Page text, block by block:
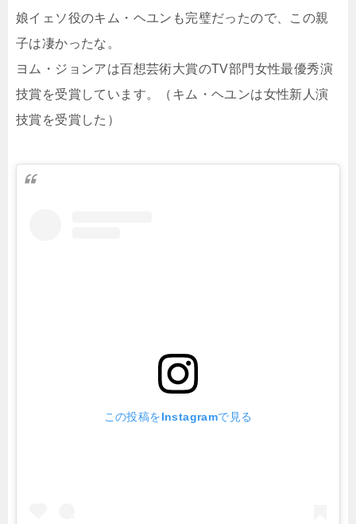
娘イェソ役のキム・ヘユンも完璧だったので、この親
子は凄かったな。
ヨム・ジョンアは百想芸術大賞のTV部門女性最優秀演
技賞を受賞しています。（キム・ヘユンは女性新人演
技賞を受賞した）
この投稿をInstagramで見る